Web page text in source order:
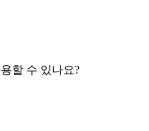
할 수 있나요?